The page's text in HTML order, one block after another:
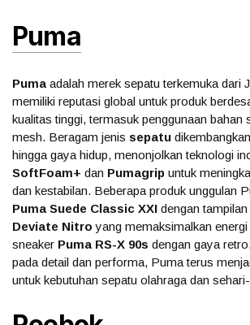
Puma
Puma adalah merek sepatu terkemuka dari
memiliki reputasi global untuk produk
kualitas tinggi, termasuk penggunaan bahan
mesh. Beragam jenis sepatu
hingga gaya hidup, menonjolkan teknologi
SoftFoam+ dan Pumagrip untuk
dan kestabilan. Beberapa produk unggulan
Puma Suede Classic XXI dengan tampilan
Deviate Nitro yang memaksimalkan
sneaker Puma RS-X 90s dengan gaya
pada detail dan performa, Puma terus
untuk kebutuhan sepatu olahraga dan